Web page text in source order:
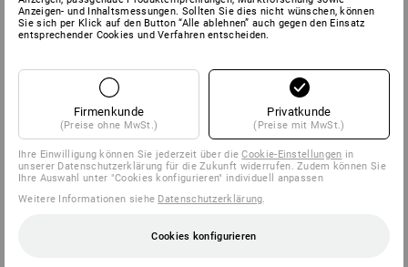
Anzeigen- und Inhaltsmessungen. Sollten Sie dies nicht wünschen, können
Sie sich per Klick auf den Button “Alle ablehnen” auch gegen den Einsatz
entsprechender Cookies und Verfahren entscheiden.
Firmenkunde
(Preise ohne MwSt.)
Privatkunde
(Preise mit MwSt.)
Ihre Einwilligung können Sie jederzeit über dieCookie-Einstellungen in
unserer Datenschutzerklärung für die Zukunft widerrufen. Zudem können Sie
Ihre Auswahl unter "Cookies konfigurieren" individuell anpassen
Weitere Informationen siehe Datenschutzerklärung.
Cookies konfigurieren